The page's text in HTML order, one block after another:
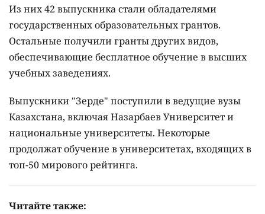
Из них 42 выпускника стали обладателями
государственных образовательных грантов.
Остальные получили гранты других видов,
обеспечивающие бесплатное обучение в высших
учебных заведениях.
Выпускники "Зерде" поступили в ведущие вузы
Казахстана, включая Назарбаев Университет и
национальные университеты. Некоторые
продолжат обучение в университетах, входящих в
топ-50 мирового рейтинга.
Читайте также: